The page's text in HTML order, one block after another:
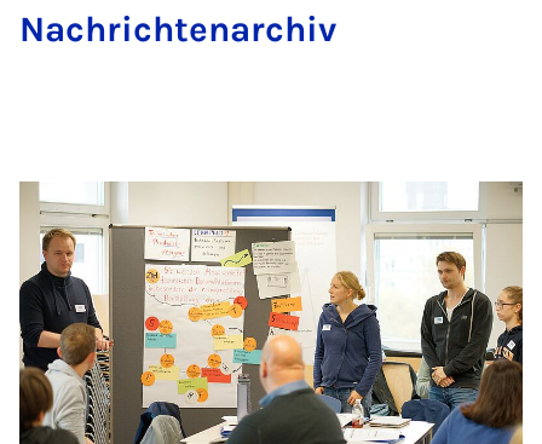
Nach­rich­ten­a­r­chiv